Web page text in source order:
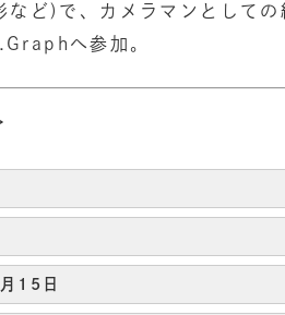
ど)で、カメラマンとしての
へ参加。
15日